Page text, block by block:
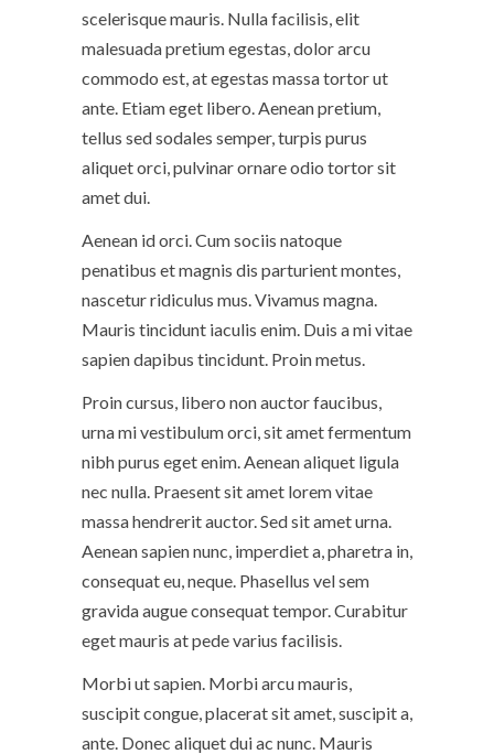
scelerisque mauris. Nulla facilisis, elit
malesuada pretium egestas, dolor arcu
commodo est, at egestas massa tortor ut
ante. Etiam eget libero. Aenean pretium,
tellus sed sodales semper, turpis purus
aliquet orci, pulvinar ornare odio tortor sit
amet dui.
Aenean id orci. Cum sociis natoque
penatibus et magnis dis parturient montes,
nascetur ridiculus mus. Vivamus magna.
Mauris tincidunt iaculis enim. Duis a mi vitae
sapien dapibus tincidunt. Proin metus.
Proin cursus, libero non auctor faucibus,
urna mi vestibulum orci, sit amet fermentum
nibh purus eget enim. Aenean aliquet ligula
nec nulla. Praesent sit amet lorem vitae
massa hendrerit auctor. Sed sit amet urna.
Aenean sapien nunc, imperdiet a, pharetra in,
consequat eu, neque. Phasellus vel sem
gravida augue consequat tempor. Curabitur
eget mauris at pede varius facilisis.
Morbi ut sapien. Morbi arcu mauris,
suscipit congue, placerat sit amet, suscipit a,
ante. Donec aliquet dui ac nunc. Mauris